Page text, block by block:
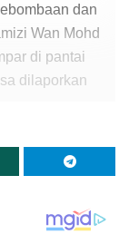
dan
Wan Mohd
di pantai
dilaporkan
Kedah yang
pagi tadi,”